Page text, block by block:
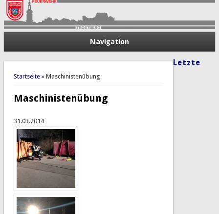
Navigation
Sie sind hier
Startseite» Maschinistenübung
Maschinistenübung
31.03.2014
Letzte